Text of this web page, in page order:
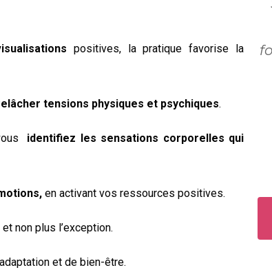
positives, la pratique favorise la
tensions physiques et psychiques.
identifiez les sensations corporelles qui
en activant vos ressources positives.
non plus l’exception.
et de bien-être.